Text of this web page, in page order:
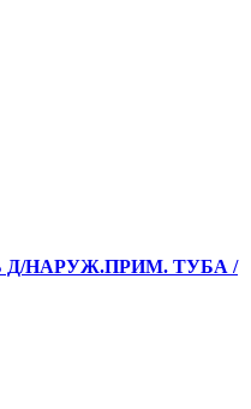
Д/НАРУЖ.ПРИМ. ТУБА /